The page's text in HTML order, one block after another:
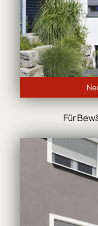
Für